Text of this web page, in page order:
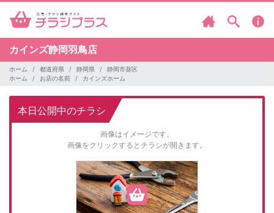
カインズ静岡羽鳥店
ホーム 都道府県 静岡県
静岡市葵区
ホーム
お店の名前 カインズホーム
本日公開中のチラシ
画像はイメージです。
画像をクリックするとチラシが開きます。